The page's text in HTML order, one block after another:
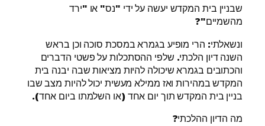
שבניין בית המקדש יעשה על ידי "נס" או "ירד
מהשמיים"?
ונשאלתי: הרי מופיע בגמרא במסכת סוכה וכן בראש
השנה דיון הלכתי. שלפי ההסתכלות על פשטי הדברים
והכתובים בגמרא שיכולה להיות מציאות שבה יבנה בית
המקדש במהירות ואז ממילא מעשית יכול להיות מצב שבו
בניין בית המקדש תוך יום אחד (או השלמתו ביום אחד).
מה הדיון ההלכתי?